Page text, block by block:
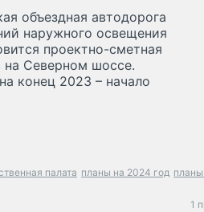
объездная автодорога
наружного освещения
проектно-сметная
на Северном шоссе.
конец 2023 – начало
палата планы на 2024 год
1